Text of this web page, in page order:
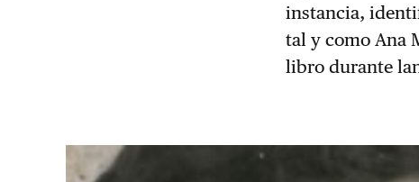
instancia,
tal y como Ana
libro durante